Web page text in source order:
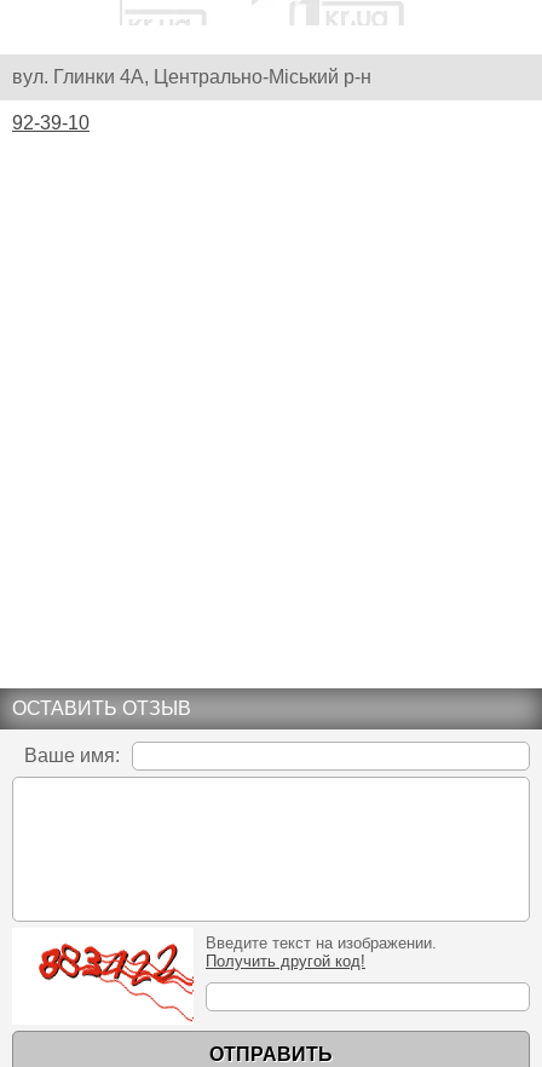
вул. Глинки 4А, Центрально-Міський р-н
92-39-10
ОСТАВИТЬ ОТЗЫВ
Ваше имя:
Введите текст на изображении.
Получить другой код!
ОТПРАВИТЬ